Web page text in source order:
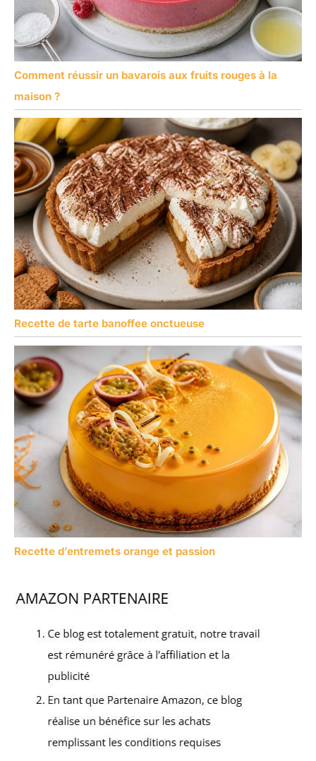
Comment réussir un bavarois aux fruits rouges à la
maison ?
Recette de tarte banoffee onctueuse
Recette d’entremets orange et passion